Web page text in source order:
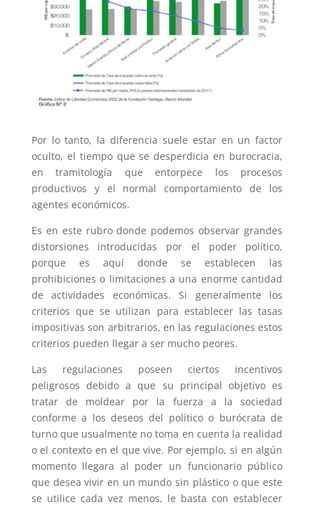
Por lo tanto, la diferencia suele estar en un factor
oculto, el tiempo que se desperdicia en burocracia,
en tramitología que entorpece los procesos
productivos y el normal comportamiento de los
agentes económicos.
Es en este rubro donde podemos observar grandes
distorsiones introducidas por el poder político,
porque es aquí donde se establecen las
prohibiciones o limitaciones a una enorme cantidad
de actividades económicas. Si generalmente los
criterios que se utilizan para establecer las tasas
impositivas son arbitrarios, en las regulaciones estos
criterios pueden llegar a ser mucho peores.
Las regulaciones poseen ciertos incentivos
peligrosos debido a que su principal objetivo es
tratar de moldear por la fuerza a la sociedad
conforme a los deseos del político o burócrata de
turno que usualmente no toma en cuenta la realidad
o el contexto en el que vive. Por ejemplo, si en algún
momento llegara al poder un funcionario público
que desea vivir en un mundo sin plástico o que este
se utilice cada vez menos, le basta con establecer